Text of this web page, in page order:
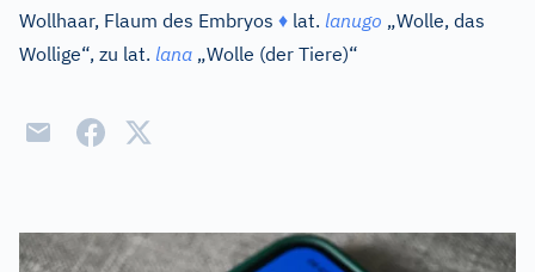
Wollhaar, Flaum des Embryos ♦ lat. lanugo „Wolle, das
Wollige“, zu lat. lana „Wolle (der Tiere)“